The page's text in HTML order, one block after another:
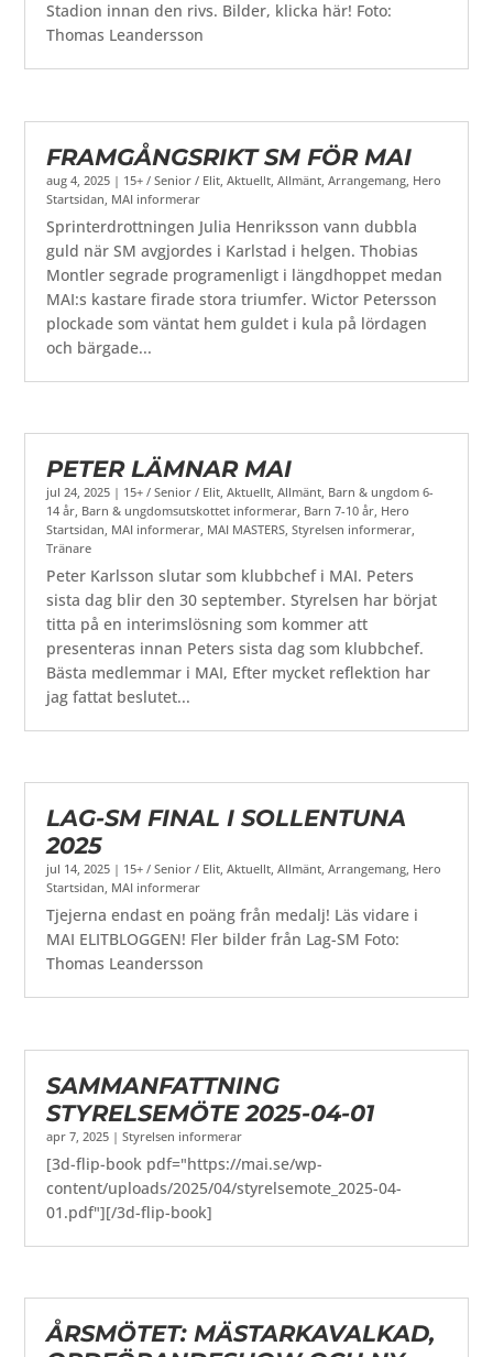
Stadion innan den rivs. Bilder, klicka här! Foto:
Thomas Leandersson
FRAMGÅNGSRIKT SM FÖR MAI
aug 4, 2025 | 15+ / Senior / Elit ,Aktuellt ,Allmänt ,Arrangemang Hero
Startsidan MAI informerar
Sprinterdrottningen Julia Henriksson vann dubbla
guld när SM avgjordes i Karlstad i helgen. Thobias
Montler segrade programenligt i längdhoppet medan
MAI:s kastare firade stora triumfer. Wictor Petersson
plockade som väntat hem guldet i kula på lördagen
och bärgade...
PETER LÄMNAR MAI
jul 24, 2025 | 15+ / Senior / Elit ,Aktuellt ,Allmänt Barn & ungdom 6-
14 år Barn & ungdomsutskottet informerar Barn 7-10 år Hero
Startsidan MAI informerar MAI MASTERS ,Styrelsen informerar
Tränare
Peter Karlsson slutar som klubbchef i MAI. Peters
sista dag blir den 30 september. Styrelsen har börjat
titta på en interimslösning som kommer att
presenteras innan Peters sista dag som klubbchef.
Bästa medlemmar i MAI, Efter mycket reflektion har
jag fattat beslutet...
LAG-SM FINAL I SOLLENTUNA
2025
jul 14, 2025 | 15+ / Senior / Elit,Aktuellt,Allmänt,Arrangemang, Hero
Startsidan, MAI informerar
Tjejerna endast en poäng från medalj! Läs vidare i
MAI ELITBLOGGEN! Fler bilder från Lag-SM Foto:
Thomas Leandersson
SAMMANFATTNING
STYRELSEMÖTE 2025-04-01
apr 7, 2025 |Styrelsen informerar
[3d-flip-book pdf="https://mai.se/wp-
content/uploads/2025/04/styrelsemote_2025-04-
01.pdf"][/3d-flip-book]
ÅRSMÖTET: MÄSTARKAVALKAD,